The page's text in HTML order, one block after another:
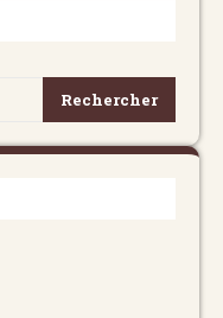
Rechercher